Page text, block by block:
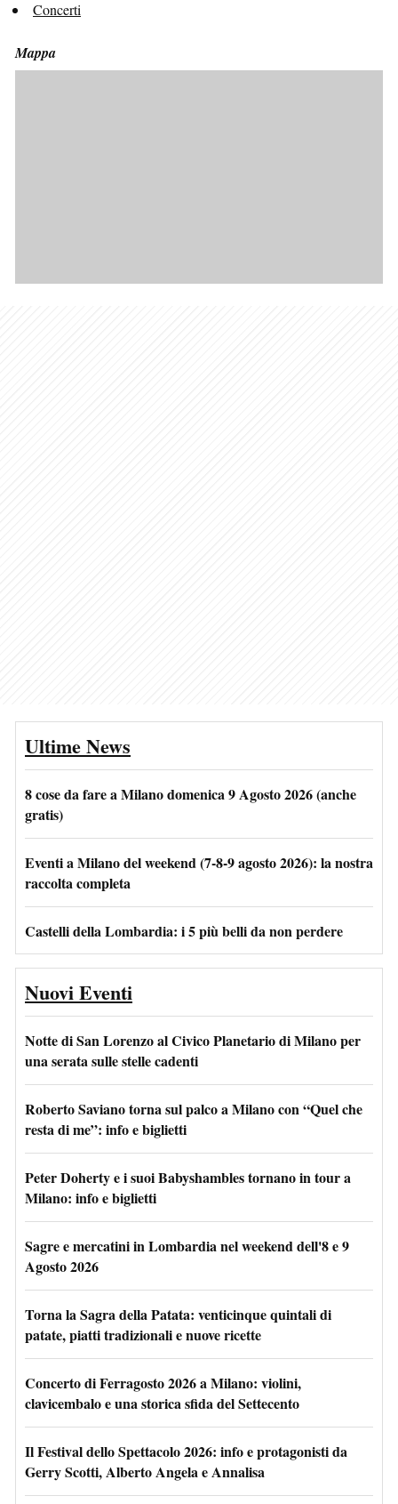
Concerti
Mappa
Ultime News
8 cose da fare a Milano domenica 9 Agosto 2026 (anche
gratis)
Eventi a Milano del weekend (7-8-9 agosto 2026): la nostra
raccolta completa
Castelli della Lombardia: i 5 più belli da non perdere
Nuovi Eventi
Notte di San Lorenzo al Civico Planetario di Milano per
una serata sulle stelle cadenti
Roberto Saviano torna sul palco a Milano con “Quel che
resta di me”: info e biglietti
Peter Doherty e i suoi Babyshambles tornano in tour a
Milano: info e biglietti
Sagre e mercatini in Lombardia nel weekend dell'8 e 9
Agosto 2026
Torna la Sagra della Patata: venticinque quintali di
patate, piatti tradizionali e nuove ricette
Concerto di Ferragosto 2026 a Milano: violini,
clavicembalo e una storica sfida del Settecento
Il Festival dello Spettacolo 2026: info e protagonisti da
Gerry Scotti, Alberto Angela e Annalisa